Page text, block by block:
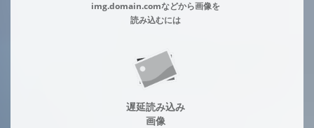
img.domain.comなどから画像を
読み込むには
遅延読み込み
画像